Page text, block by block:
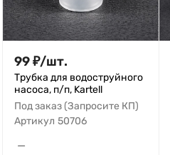
99₽/шт.
Трубка для водоструйного
насоса, п/п, Kartell
Под заказ (Запросите КП)
Артикул 50706
—